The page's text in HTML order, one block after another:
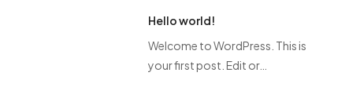
Hello world!
Welcome to WordPress. This is
your first post. Edit or…